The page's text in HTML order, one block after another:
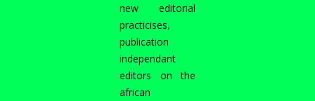
new editorial
practicises,
publication
independant
editors on the
african